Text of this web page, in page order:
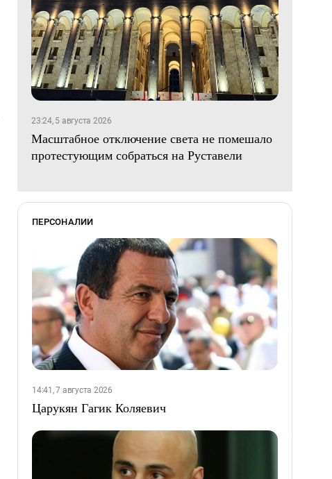
23:24, 5 августа 2026
Масштабное отключение света не помешало
протестующим собраться на Руставели
ПЕРСОНАЛИИ
14:41, 7 августа 2026
Царукян Гагик Коляевич